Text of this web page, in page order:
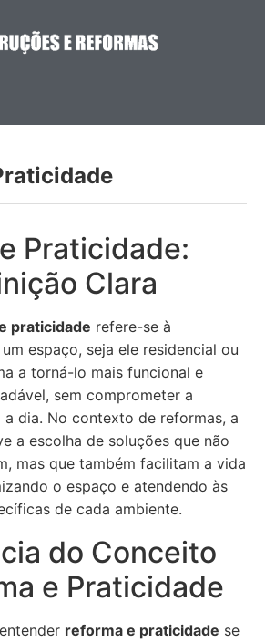
Praticidade:
Clara
praticidade refere-se à
espaço, seja ele residencial ou
a torná-lo mais funcional e
sem comprometer a
a dia. No contexto de reformas, a
a escolha de soluções que não
mas que também facilitam a vida
o espaço e atendendo às
de cada ambiente.
do Conceito
e Praticidade
reforma e praticidade se